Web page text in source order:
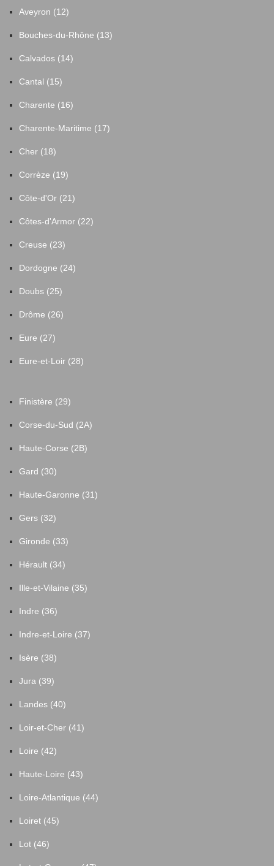
Aveyron (12)
Bouches-du-Rhône (13)
Calvados (14)
Cantal (15)
Charente (16)
Charente-Maritime (17)
Cher (18)
Corrèze (19)
Côte-d'Or (21)
Côtes-d'Armor (22)
Creuse (23)
Dordogne (24)
Doubs (25)
Drôme (26)
Eure (27)
Eure-et-Loir (28)
Finistère (29)
Corse-du-Sud (2A)
Haute-Corse (2B)
Gard (30)
Haute-Garonne (31)
Gers (32)
Gironde (33)
Hérault (34)
Ille-et-Vilaine (35)
Indre (36)
Indre-et-Loire (37)
Isère (38)
Jura (39)
Landes (40)
Loir-et-Cher (41)
Loire (42)
Haute-Loire (43)
Loire-Atlantique (44)
Loiret (45)
Lot (46)